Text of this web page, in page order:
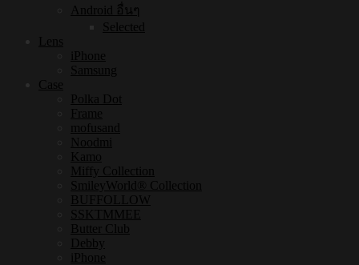
Android อื่นๆ
Selected
Lens
iPhone
Samsung
Case
Polka Dot
Frame
mofusand
Noodmi
Kamo
Miffy Collection
SmileyWorld® Collection
BUFFOLLOW
SSKTMMEE
Butter Club
Debby
iPhone